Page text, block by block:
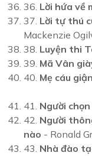
36. Lời hứa về
37. Lời tự thú
Mackenzie
38. Luyện thi
39. Mã Vân
40. Mẹ cáu
41. Người
42. Người
nào - Ronald
43. Nhà đào